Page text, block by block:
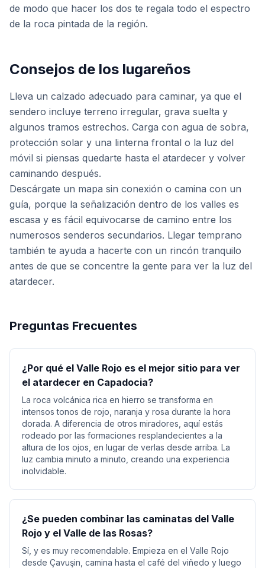
de modo que hacer los dos te regala todo el espectro
de la roca pintada de la región.
Consejos de los lugareños
Lleva un calzado adecuado para caminar, ya que el
sendero incluye terreno irregular, grava suelta y
algunos tramos estrechos. Carga con agua de sobra,
protección solar y una linterna frontal o la luz del
móvil si piensas quedarte hasta el atardecer y volver
caminando después.
Descárgate un mapa sin conexión o camina con un
guía, porque la señalización dentro de los valles es
escasa y es fácil equivocarse de camino entre los
numerosos senderos secundarios. Llegar temprano
también te ayuda a hacerte con un rincón tranquilo
antes de que se concentre la gente para ver la luz del
atardecer.
Preguntas Frecuentes
¿Por qué el Valle Rojo es el mejor sitio para ver
el atardecer en Capadocia?
La roca volcánica rica en hierro se transforma en
intensos tonos de rojo, naranja y rosa durante la hora
dorada. A diferencia de otros miradores, aquí estás
rodeado por las formaciones resplandecientes a la
altura de los ojos, en lugar de verlas desde arriba. La
luz cambia minuto a minuto, creando una experiencia
inolvidable.
¿Se pueden combinar las caminatas del Valle
Rojo y el Valle de las Rosas?
Sí, y es muy recomendable. Empieza en el Valle Rojo
desde Çavuşin, camina hasta el café del viñedo y luego